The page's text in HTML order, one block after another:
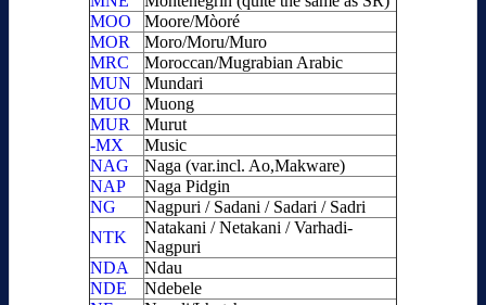
MOO
Moore/Mòoré
MOR
Moro/Moru/Muro
MRC
Moroccan/Mugrabian Arabic
MUN
Mundari
MUO
Muong
MUR
Murut
-MX
Music
NAG
Naga (var.incl. Ao,Makware)
NAP
Naga Pidgin
NG
Nagpuri / Sadani / Sadari / Sadri
NTK
Natakani / Netakani / Varhadi-
Nagpuri
NDA
Ndau
NDE
Ndebele